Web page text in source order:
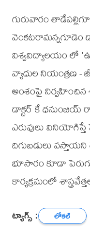
గురువారం
వెంకటరామన్నగూడెం
విశ్వవిద్యాలయం లో
వ్యాధుల నియంత్రణ -
అంశంపై నిర్వహించిన
డాక్టర్ కే ధనుంజయ్
ఎరువులు
దిగుబడులు
భూసారం కూడా
కార్యక్రమంలో
ట్యాగ్స్ : లోకల్